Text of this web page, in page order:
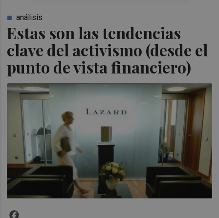
Estas son las tendencias
clave del activismo (desde el
punto de vista financiero)
análisis